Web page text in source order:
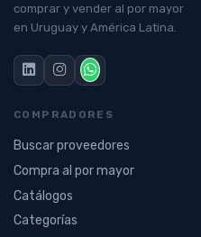
comprar y vender al por mayor
en Uruguay y América Latina.
COMPRADORES
Buscar proveedores
Compra al por mayor
Catálogos
Categorías